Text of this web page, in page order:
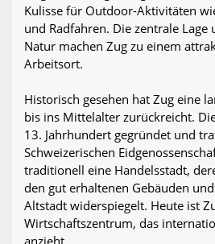
Kulisse für Outdoor-Aktivitäten
und Radfahren. Die zentrale Lage
Natur machen Zug zu einem
Arbeitsort.
Historisch gesehen hat Zug eine
bis ins Mittelalter zurückreicht.
13. Jahrhundert gegründet und
Schweizerischen
traditionell eine Handelsstadt,
den gut erhaltenen Gebäuden
Altstadt widerspiegelt. Heute ist
Wirtschaftszentrum, das
anzieht.